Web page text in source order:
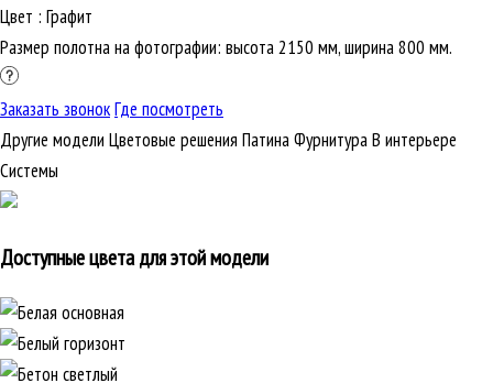
Цвет : Графит
Размер полотна на фотографии: высота 2150 мм, ширина 800 мм.
Заказать звонокГде посмотреть
Другие модели Цветовые решения ПатинаФурнитураВ интерьере
Cистемы
Доступные цвета для этой модели